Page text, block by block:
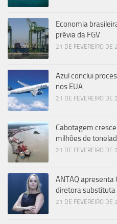
Economia
prévia da FGV
21 DE FEVEREIRO DE
Azul conclui
nos EUA
21 DE FEVEREIRO DE
Cabotagem
milhões de
21 DE FEVEREIRO DE
ANTAQ apresenta
diretora substituta
21 DE FEVEREIRO DE